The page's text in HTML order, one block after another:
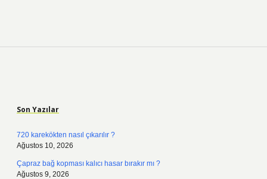
Son Yazılar
720 karekökten nasıl çıkarılır ?
Ağustos 10, 2026
Çapraz bağ kopması kalıcı hasar bırakır mı ?
Ağustos 9, 2026